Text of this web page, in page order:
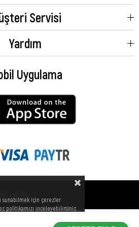
Servisi
Yardım
Uygulama
sunabilmek için çerezler
politikamızı inceleyebilirsiniz.